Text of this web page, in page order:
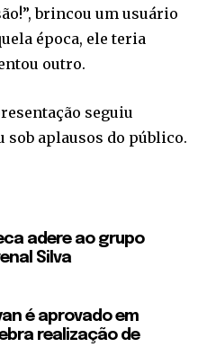
brincou um usuário
época, ele teria
outro.
seguiu
aplausos do público.
adere ao grupo
Silva
é aprovado em
realização de